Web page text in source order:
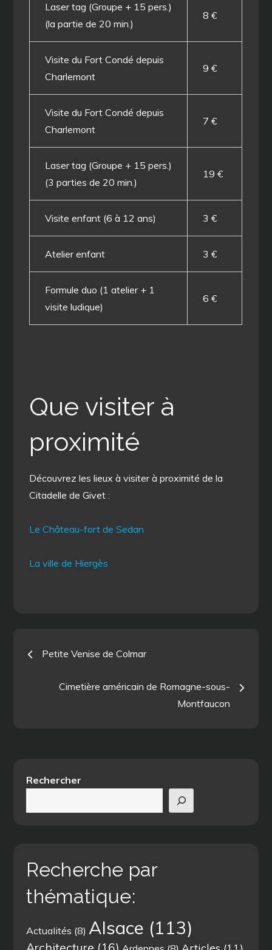
Laser tag (Groupe + 15 pers.)
(la partie de 20 min.)
8 €
Visite du Fort Condé depuis
Charlemont
9 €
Visite du Fort Condé depuis
Charlemont
7 €
Laser tag (Groupe + 15 pers.)
(3 parties de 20 min.)
19 €
Visite enfant (6 à 12 ans) 3 €
Atelier enfant 3 €
Formule duo (1 atelier + 1
visite ludique)
6 €
Que visiter à
proximité
Découvrez les lieux à visiter à proximité de la
Citadelle de Givet :
Le Château-fort de Sedan
La ville de Hiergès
Navigation
Petite Venise de Colmar
Cimetière américain de Romagne-sous-
Montfaucon
Rechercher
Recherche par
thématique:
Actualités (8) Alsace (113)